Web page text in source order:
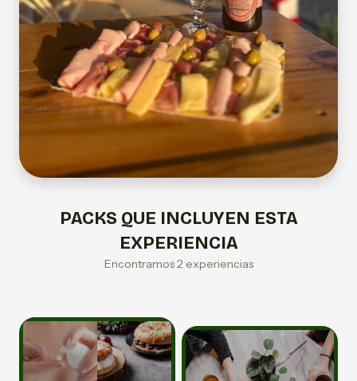
PACKS QUE INCLUYEN ESTA
EXPERIENCIA
Encontramos 2 experiencias